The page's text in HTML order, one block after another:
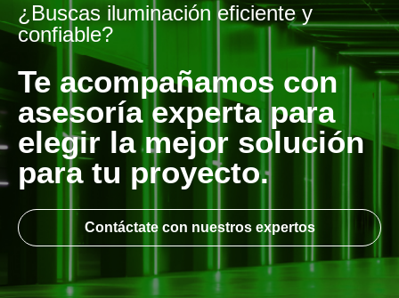
¿Buscas iluminación eficiente y
confiable?
Te acompañamos con
asesoría experta para
elegir la mejor solución
para tu proyecto.
Contáctate con nuestros expertos